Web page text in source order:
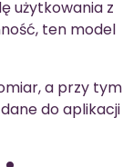
użytkowania z
ten model
a przy tym
do aplikacji